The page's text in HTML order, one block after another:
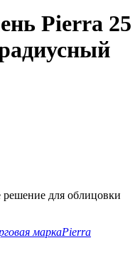
Pierra 25
для облицовки
маркаPierra